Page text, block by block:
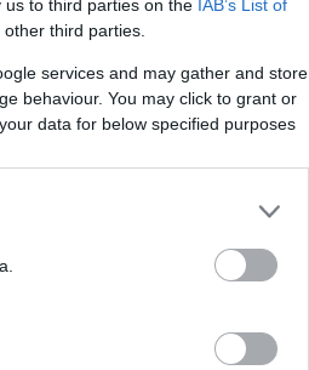
to third parties on the IAB’s List of
third parties.
services and may gather and store
behaviour. You may click to grant or
data for below specified purposes
hálózati
április elején